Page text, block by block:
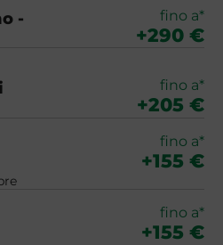
-
fino a*
+290 €
fino a*
+205 €
fino a*
+155 €
fino a*
+155 €